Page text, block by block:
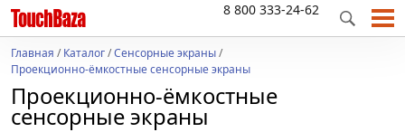
8 800 333-24-62
Главная /Каталог/Сенсорные экраны/
Проекционно-ёмкостные сенсорные экраны
Проекционно-ёмкостные
сенсорные экраны